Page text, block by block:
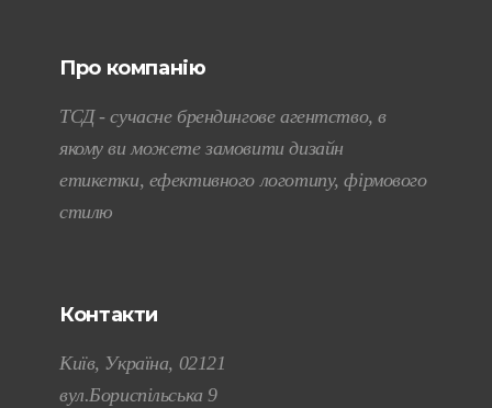
Про компанію
ТСД - сучасне брендингове агентство, в
якому ви можете замовити дизайн
етикетки, ефективного логотипу, фірмового
стилю
Контакти
Київ, Україна, 02121
вул.Бориспільська 9